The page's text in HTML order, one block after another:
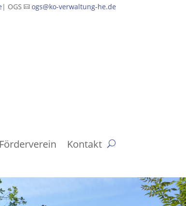
| OGS  ogs@ko-verwaltung-he.de
Förderverein Kontakt